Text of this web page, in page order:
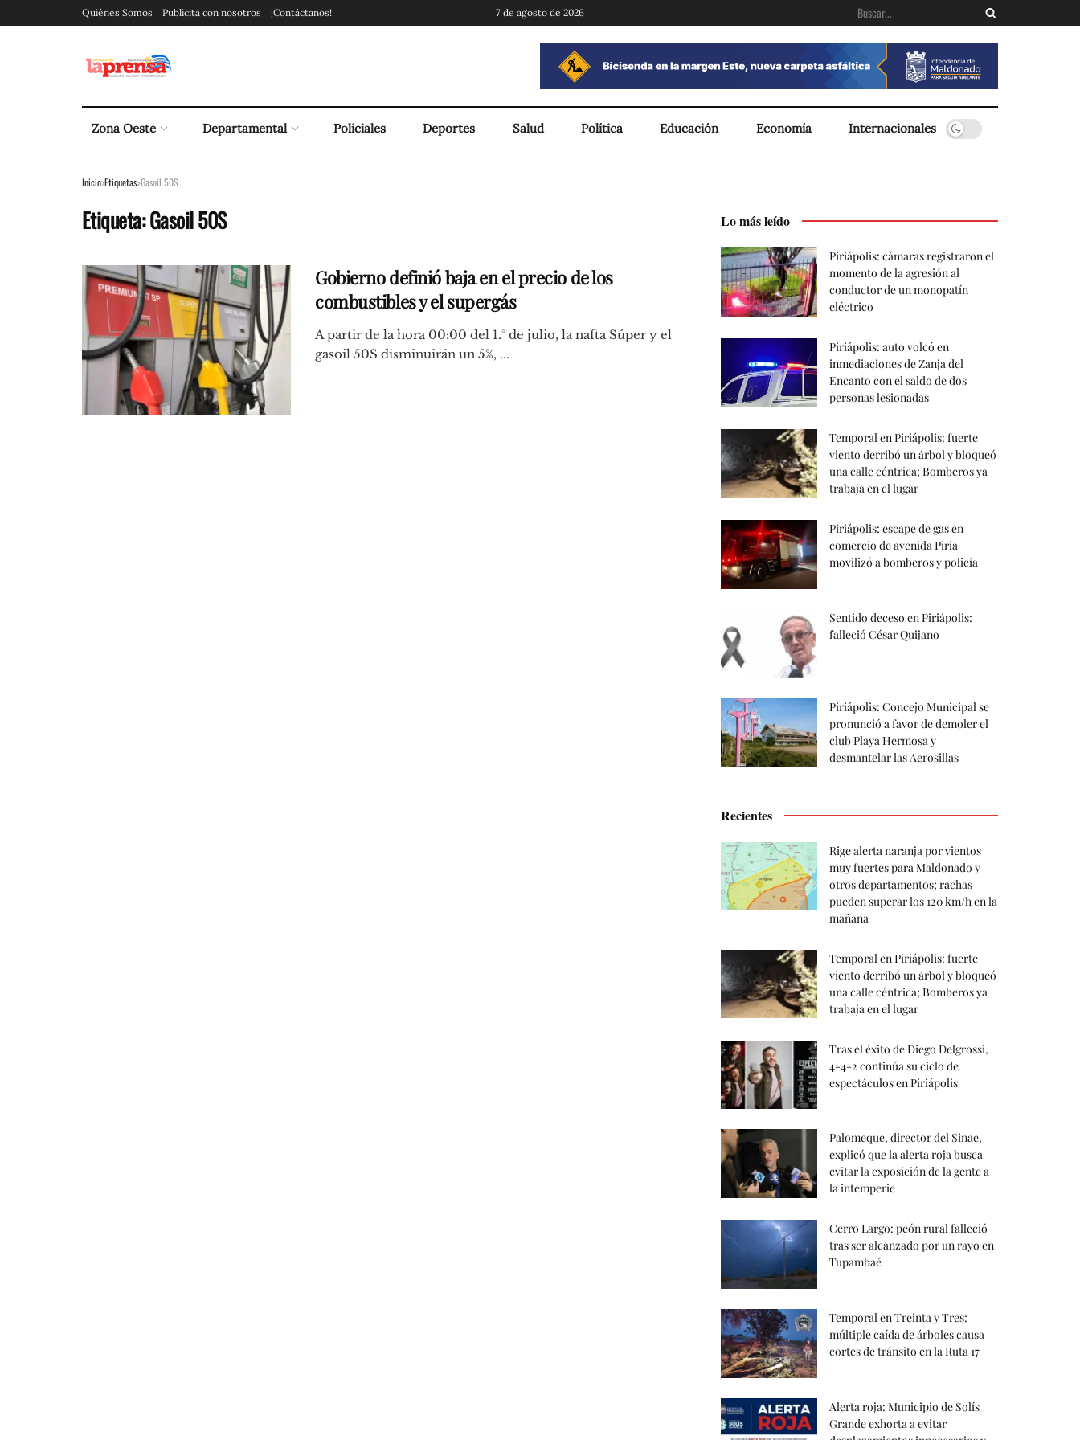
Quiénes Somos Publicitá con nosotros ¡Contáctanos! 7 de agosto de 2026
Zona Oeste Departamental Policiales Deportes Salud Política Educación Economía Internacionales
Inicio Etiquetas Gasoil 50S
Etiqueta:Gasoil 50S
Gobierno definió baja en el precio de los
combustibles y el supergás
A partir de la hora 00:00 del 1.° de julio, la nafta Súper y el
gasoil 50S disminuirán un 5%, ...
Lo más leído
Piriápolis: cámaras registraron el
momento de la agresión al
conductor de un monopatín
eléctrico
Piriápolis: auto volcó en
inmediaciones de Zanja del
Encanto con el saldo de dos
personas lesionadas
Temporal en Piriápolis: fuerte
viento derribó un árbol y bloqueó
una calle céntrica; Bomberos ya
trabaja en el lugar
Piriápolis: escape de gas en
comercio de avenida Piria
movilizó a bomberos y policía
Sentido deceso en Piriápolis:
falleció César Quijano
Piriápolis: Concejo Municipal se
pronunció a favor de demoler el
club Playa Hermosa y
desmantelar las Aerosillas
Recientes
Rige alerta naranja por vientos
muy fuertes para Maldonado y
otros departamentos; rachas
pueden superar los 120 km/h en la
mañana
Temporal en Piriápolis: fuerte
viento derribó un árbol y bloqueó
una calle céntrica; Bomberos ya
trabaja en el lugar
Tras el éxito de Diego Delgrossi,
4-4-2 continúa su ciclo de
espectáculos en Piriápolis
Palomeque, director del Sinae,
explicó que la alerta roja busca
evitar la exposición de la gente a
la intemperie
Cerro Largo: peón rural falleció
tras ser alcanzado por un rayo en
Tupambaé
Temporal en Treinta y Tres:
múltiple caída de árboles causa
cortes de tránsito en la Ruta 17
Alerta roja: Municipio de Solís
Grande exhorta a evitar